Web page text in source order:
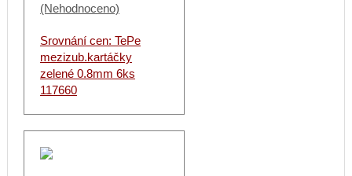
(Nehodnoceno)
Srovnání cen: TePe
mezizub.kartáčky
zelené 0.8mm 6ks
117660